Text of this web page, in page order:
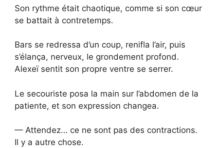
Son rythme était chaotique, comme si son cœur
se battait à contretemps.
Bars se redressa d’un coup, renifla l’air, puis
s’élança, nerveux, le grondement profond.
Alexeï sentit son propre ventre se serrer.
Le secouriste posa la main sur l’abdomen de la
patiente, et son expression changea.
— Attendez… ce ne sont pas des contractions.
Il y a autre chose.